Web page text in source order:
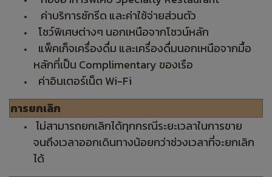
ค่าบริการซักรีด และค่าใช้จ่ายส่วนตัว
โชว์พิเศษต่างๆ นอกเหนือจากโชวน์หลัก
แพ็คเก็จเครื่องดื่ม และเครื่องดื่มนอกเหนือจากมื้อ
หลักที่เป็น Complimentary ของเรือ
ค่าอินเตอร์เน็ต Wi-Fi
การยกเลิก
ไม่สามารถยกเลิกได้ทุกกรณีระยะเวลาในการขาย
จนถึงเวลาออกเดินทางน้อยกว่าช่วงเวลาที่จะยกเลิก
ได้